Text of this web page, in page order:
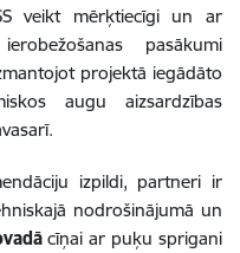
veikt mērķtiecīgi un ar
pasākumi
projektā iegādāto
augu aizsardzības
izpildi, partneri ir
nodrošinājumā un
cīņai ar puķu sprigani